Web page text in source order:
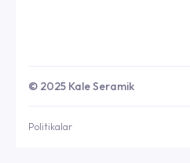
© 2025 Kale Seramik
Politikalar